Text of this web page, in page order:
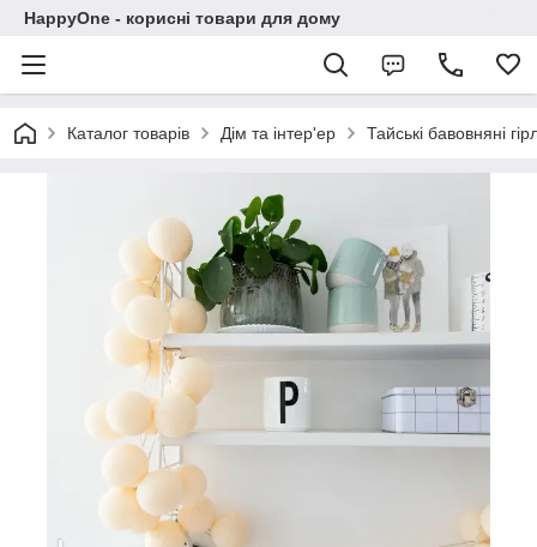
HappyOne - корисні товари для дому
Каталог товарів Дім та інтер'ер Тайські бавовняні